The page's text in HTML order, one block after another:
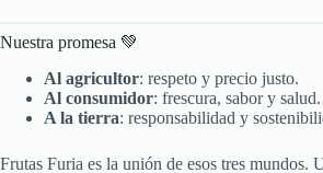
Nuestra promesa 💚
Al agricultor: respeto y precio justo.
Al consumidor: frescura, sabor y salud.
A la tierra: responsabilidad y
Frutas Furia es la unión de esos tres mundos.